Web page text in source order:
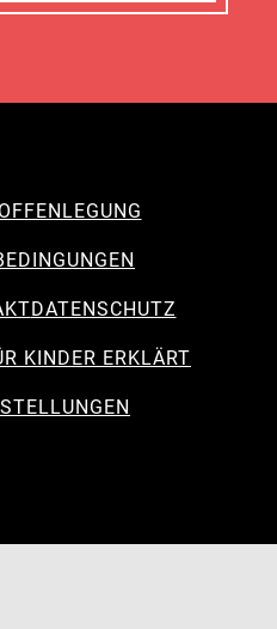
OFFENLEGUNG
DATENSCHUTZ
KINDER ERKLÄRT